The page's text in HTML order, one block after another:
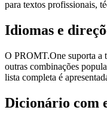
para textos profissionais,
Idiomas e
O PROMT.One suporta a
outras combinações
lista completa é
Dicionário com